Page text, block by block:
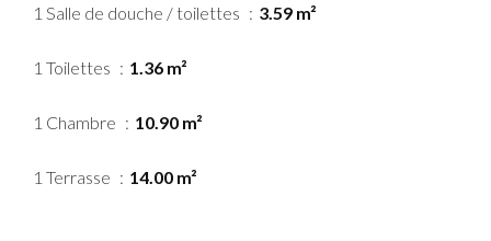
1 Salle de douche / toilettes 3.59 m²
1 Toilettes 1.36 m²
1 Chambre 10.90 m²
1 Terrasse 14.00 m²